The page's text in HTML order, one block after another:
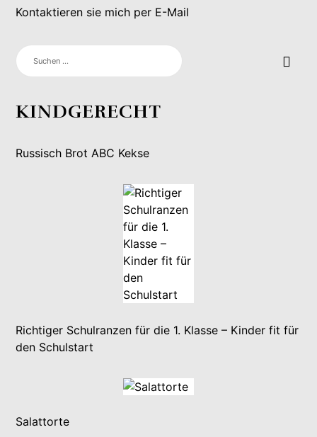
Kontaktieren sie mich per E-Mail
SUCHEN
NACH:
KINDGERECHT
Russisch Brot ABC Kekse
Richtiger Schulranzen für die 1. Klasse – Kinder fit für
den Schulstart
Salattorte